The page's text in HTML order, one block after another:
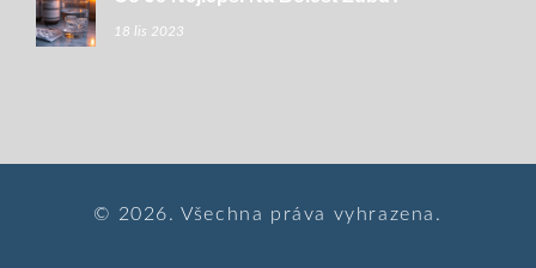
18 lis 2023
© 2026. Všechna práva vyhrazena.